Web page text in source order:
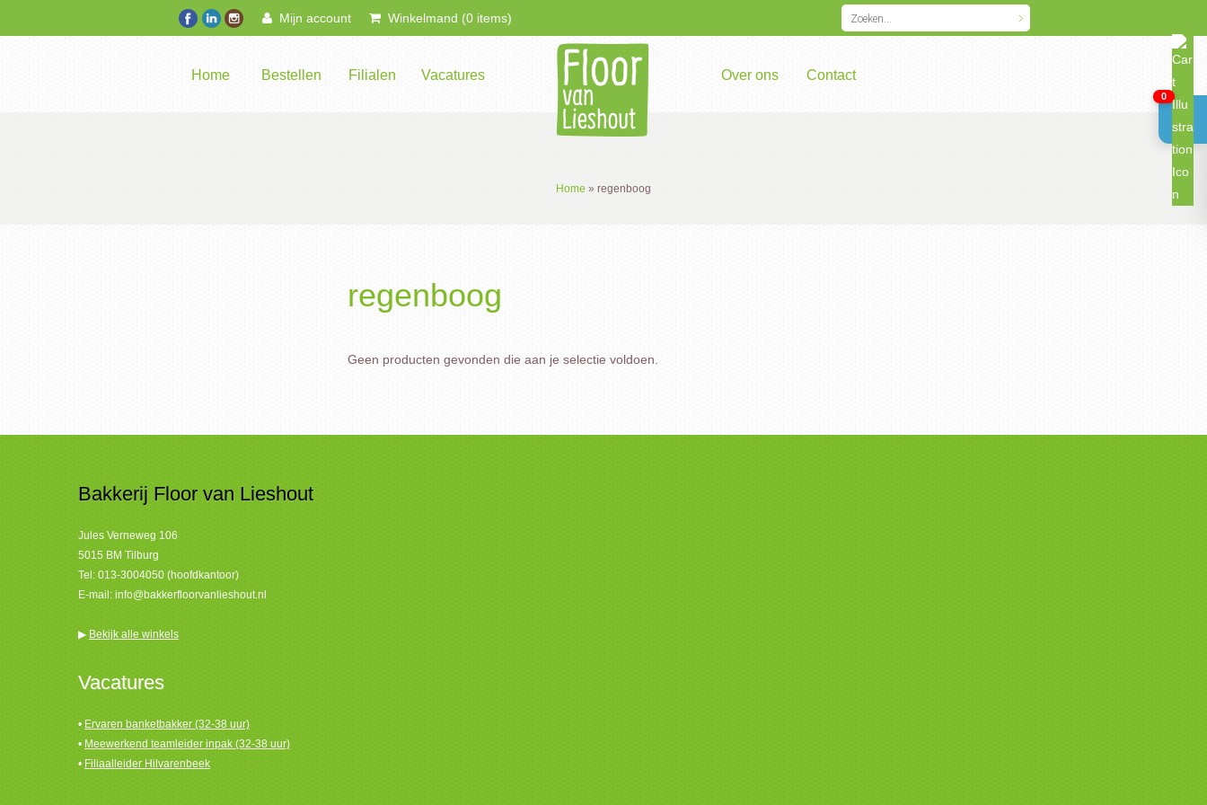
Mijn account Winkelmand (0 items)
Home Bestellen Filialen Vacatures Over ons Contact
Home » regenboog
regenboog
Geen producten gevonden die aan je selectie voldoen.
Bakkerij Floor van Lieshout
Jules Verneweg 106
5015 BM Tilburg
Tel: 013-3004050 (hoofdkantoor)
E-mail: info@bakkerfloorvanlieshout.nl
▶ Bekijk alle winkels
Vacatures
• Ervaren banketbakker (32-38 uur)
• Meewerkend teamleider inpak (32-38 uur)
• Filiaalleider Hilvarenbeek
0